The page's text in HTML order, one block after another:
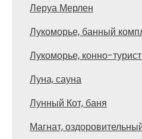
Леруа Мерлен
Лукоморье, банный
Лукоморье, конно-
Луна, сауна
Лунный Кот, баня
Магнат,